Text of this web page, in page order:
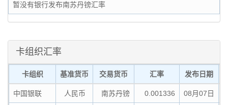
暂没有银行发布南苏丹镑汇率
卡组织汇率
卡组织 基准货币 交易货币 汇率 发布日期
中国银联 人民币 南苏丹镑 0.001336 08月07日